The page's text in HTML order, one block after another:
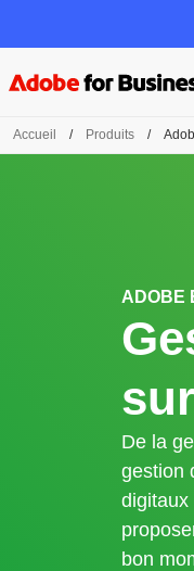
Accueil / Produits /
ADOBE
De la
gestion
digitaux
bon